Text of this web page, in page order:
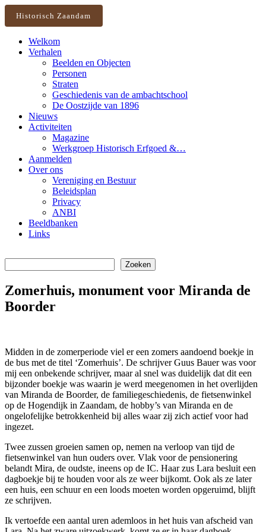
Historisch Zaandam
Welkom
Verhalen
Beelden en Objecten
Personen
Straten
Geschiedenis van de ambachtschool
De Oostzijde van 1896
Nieuws
Activiteiten
Magazine
Werkgroep Historisch Erfgoed &…
Aanmelden
Over ons
Vereniging en Bestuur
Beleidsplan
Privacy
ANBI
Beeldbanken
Links
Zoeken
Zomerhuis, monument voor Miranda de
Boorder
Midden in de zomerperiode viel er een zomers aandoend boekje in
de bus met de titel ‘Zomerhuis’. De schrijver Guus Bauer was voor
mij een onbekende schrijver, maar al snel was duidelijk dat dit een
bijzonder boekje was waarin je werd meegenomen in het overlijden
van Miranda de Boorder, de familiegeschiedenis, de fietsenwinkel
op de Hogendijk in Zaandam, de hobby’s van Miranda en de
ongelofelijke betrokkenheid bij alles waar zij zich actief voor had
ingezet.
Twee zussen groeien samen op, nemen na verloop van tijd de
fietsenwinkel van hun ouders over. Vlak voor de pensionering
belandt Mira, de oudste, ineens op de IC. Haar zus Lara besluit een
dagboekje bij te houden voor als ze weer bijkomt. Ook als ze later
een huis, een schuur en een loods moeten worden opgeruimd, blijft
ze schrijven.
Ik vertoefde een aantal uren ademloos in het huis van afscheid van